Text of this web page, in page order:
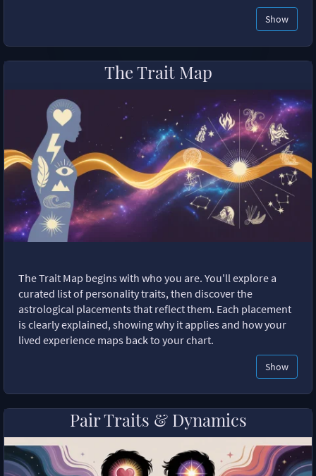
Show
The Trait Map
The Trait Map begins with who you are. You'll explore a
curated list of personality traits, then discover the
astrological placements that reflect them. Each placement
is clearly explained, showing why it applies and how your
lived experience maps back to your chart.
Show
Pair Traits & Dynamics